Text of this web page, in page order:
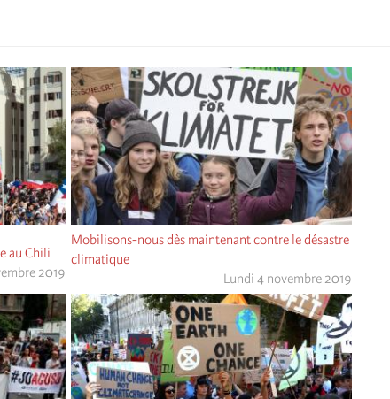
au Chili
2019
Mobilisons-nous dès maintenant contre le désastre
climatique
Lundi 4 novembre 2019